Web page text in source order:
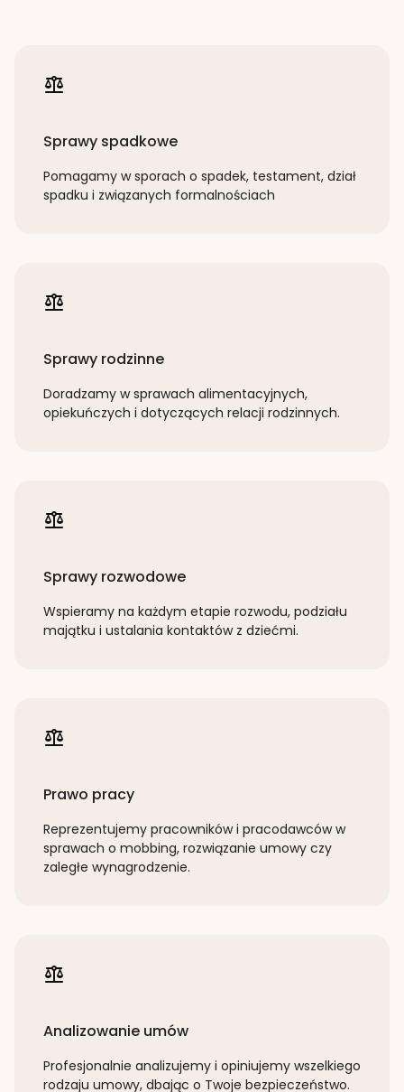
Sprawy spadkowe
Pomagamy w sporach o spadek, testament, dział
spadku i związanych formalnościach
Sprawy rodzinne
Doradzamy w sprawach alimentacyjnych,
opiekuńczych i dotyczących relacji rodzinnych.
Sprawy rozwodowe
Wspieramy na każdym etapie rozwodu, podziału
majątku i ustalania kontaktów z dziećmi.
Prawo pracy
Reprezentujemy pracowników i pracodawców w
sprawach o mobbing, rozwiązanie umowy czy
zaległe wynagrodzenie.
Analizowanie umów
Profesjonalnie analizujemy i opiniujemy wszelkiego
rodzaju umowy, dbając o Twoje bezpieczeństwo.